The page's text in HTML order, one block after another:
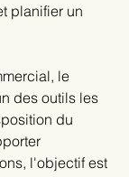
planifier un
le
des outils les
du
l'objectif est